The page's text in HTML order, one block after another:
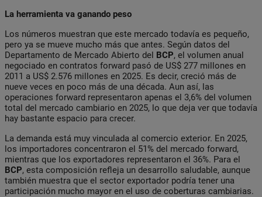
La herramienta va ganando peso
Los números muestran que este mercado todavía es pequeño,
pero ya se mueve mucho más que antes. Según datos del
Departamento de Mercado Abierto del BCP, el volumen anual
negociado en contratos forward pasó de US$ 277 millones en
2011 a US$ 2.576 millones en 2025. Es decir, creció más de
nueve veces en poco más de una década. Aun así, las
operaciones forward representaron apenas el 3,6% del volumen
total del mercado cambiario en 2025, lo que deja ver que todavía
hay bastante espacio para crecer.
La demanda está muy vinculada al comercio exterior. En 2025,
los importadores concentraron el 51% del mercado forward,
mientras que los exportadores representaron el 36%. Para el
BCP, esta composición refleja un desarrollo saludable, aunque
también muestra que el sector exportador podría tener una
participación mucho mayor en el uso de coberturas cambiarias.